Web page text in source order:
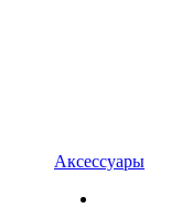
Аксессуары